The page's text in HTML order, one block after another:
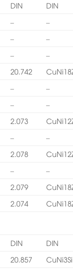
DIN
DIN
–
–
–
–
–
–
20.742
–
–
–
–
2.073
–
–
2.078
–
–
2.079
2.074
DIN
DIN
20.857
CuNi3Si